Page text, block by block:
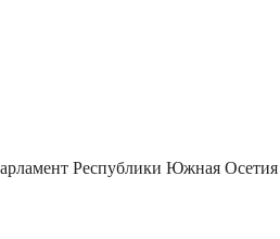
Республики Южная Осетия